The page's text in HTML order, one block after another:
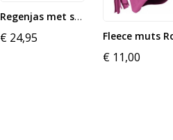
Regenjas met stippen - Blauw
€ 24,95
€ 11,00